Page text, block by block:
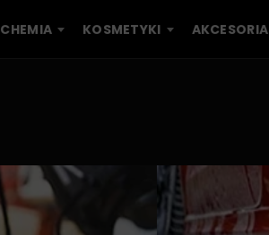
CHEMIA KOSMETYKI AKCESORIA